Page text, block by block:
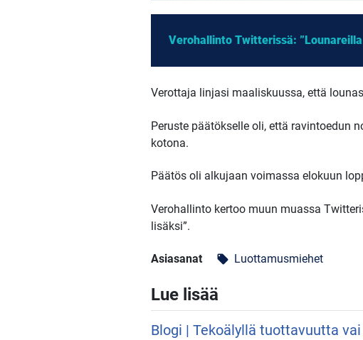
Verohallinto Twitterissä:
Verottaja linjasi maaliskuussa, että
Peruste päätökselle oli, että ravintoedun
kotona.
Päätös oli alkujaan voimassa elokuun
Verohallinto kertoo muun muassa
lisäksi”.
Asiasanat local_offer Luottamusmiehet
Lue lisää
Blogi | Tekoälyllä tuottavuutta